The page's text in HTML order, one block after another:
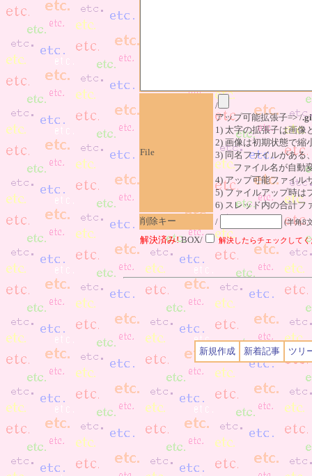
File
/
アップ可能拡張子=> /
1) 太字の拡張子は画像
2) 画像は初期状態で縮
3) 同名ファイルがある
ファイル名が自動変
4) アップ可能ファイル
5) ファイルアップ時は
6) スレッド内の合計
削除キー
/ (半角8
解決済み!BOX/ 解決したらチェックして
新規作成 新着記事 ツリ